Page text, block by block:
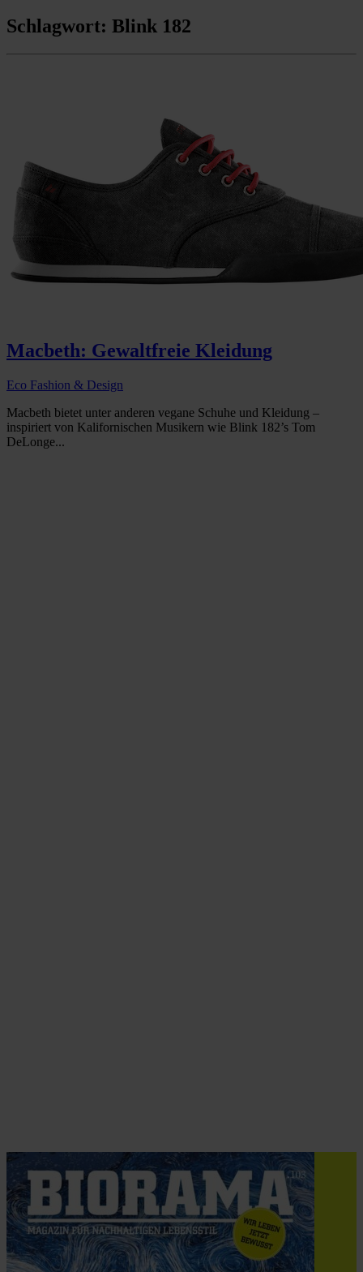
Schlagwort: Blink 182
Macbeth: Gewaltfreie Kleidung
Eco Fashion & Design
Macbeth bietet unter anderen vegane Schuhe und Kleidung –
inspiriert von Kalifornischen Musikern wie Blink 182’s Tom
DeLonge...